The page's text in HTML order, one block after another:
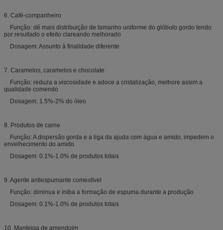
6. Café-companheiro
Função: dê mais distribuição de tamanho uniforme do glóbulo gordo tendo
por resultado o efeito clareando melhorado
Dosagem: Assunto à finalidade diferente
7. Caramelos, caramelos e chocolate
Função: reduza a viscosidade e adoce a cristalização, melhore assim a
qualidade comendo
Dosagem: 1.5%-2% do óleo
8. Produtos de carne
Função: A dispersão gorda e a liga da ajuda com água e amido, impedem o
envelhecimento do amido
Dosagem: 0.1%-1.0% de produtos totais
9. Agente antiespumante comestível
Função: diminua e iniba a formação de espuma durante a produção
Dosagem: 0.1%-1.0% de produtos totais
10. Manteiga de amendoim